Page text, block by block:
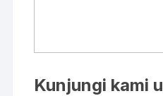
Kunjungi kami